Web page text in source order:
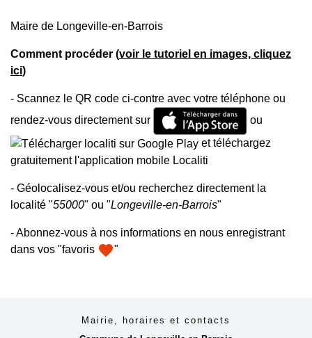
Maire de Longeville-en-Barrois
Comment procéder (voir le tutoriel en images, cliquez
ici)
- Scannez le QR code ci-contre avec votre téléphone ou
rendez-vous directement sur
ou
et téléchargez
gratuitement l'application mobile Localiti
- Géolocalisez-vous et/ou recherchez directement la
localité "55000" ou "Longeville-en-Barrois"
- Abonnez-vous à nos informations en nous enregistrant
dans vos "favoris favorite"
Mairie, horaires et contacts